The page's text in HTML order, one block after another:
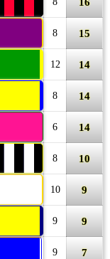
8 15
12 14
8 14
6 14
8 10
10 9
9 9
9 7